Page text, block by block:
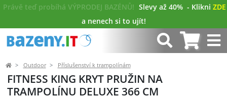
Právě teď probíhá VÝPRODEJ BAZÉNŮ! Slevy až 40% - Klikni ZDE
a nenech si to ujít!
Outdoor Příslušenství k trampolínám
FITNESS KING KRYT PRUŽIN NA
TRAMPOLÍNU DELUXE 366 CM